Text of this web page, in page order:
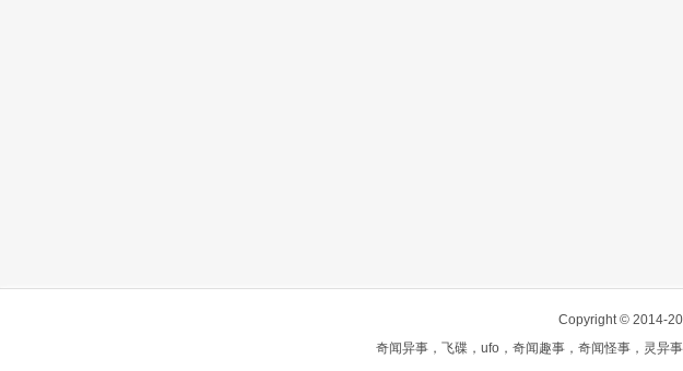
Copyright © 2014-
奇闻异事，飞碟，ufo，奇闻趣事，奇闻怪事，灵异